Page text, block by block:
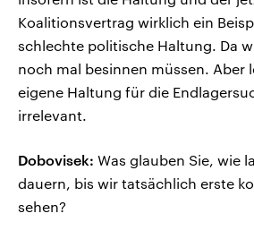
Koalitionsvertrag wirklich ein
schlechte politische Haltung. Da
noch mal besinnen müssen. Aber
eigene Haltung für die
irrelevant.
Dobovisek: Was glauben Sie, wie
dauern, bis wir tatsächlich erste
sehen?